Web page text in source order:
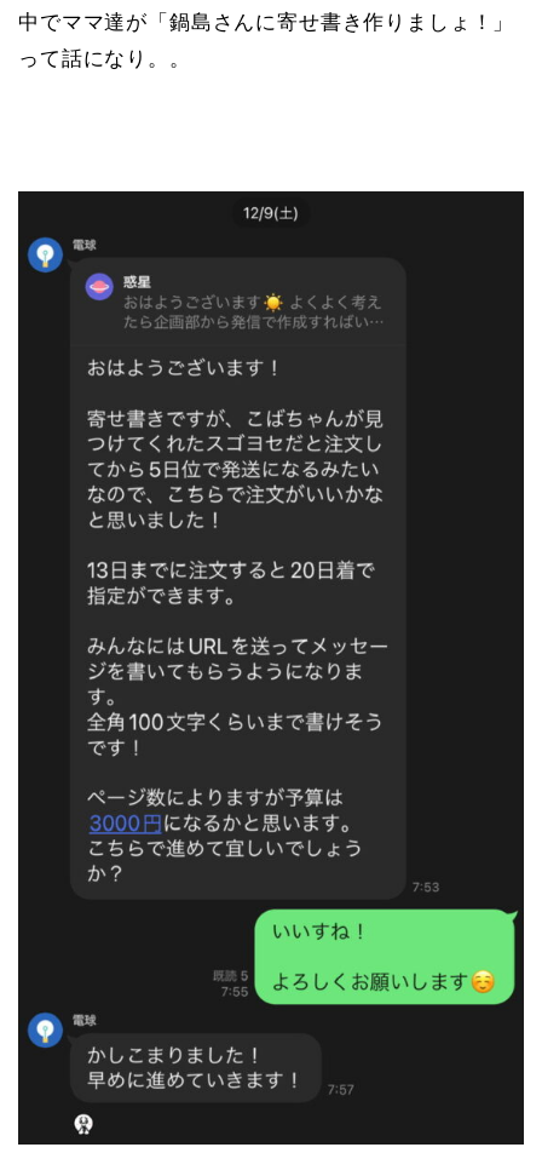
中でママ達が「鍋島さんに寄せ書き作りましょ！」
って話になり。。